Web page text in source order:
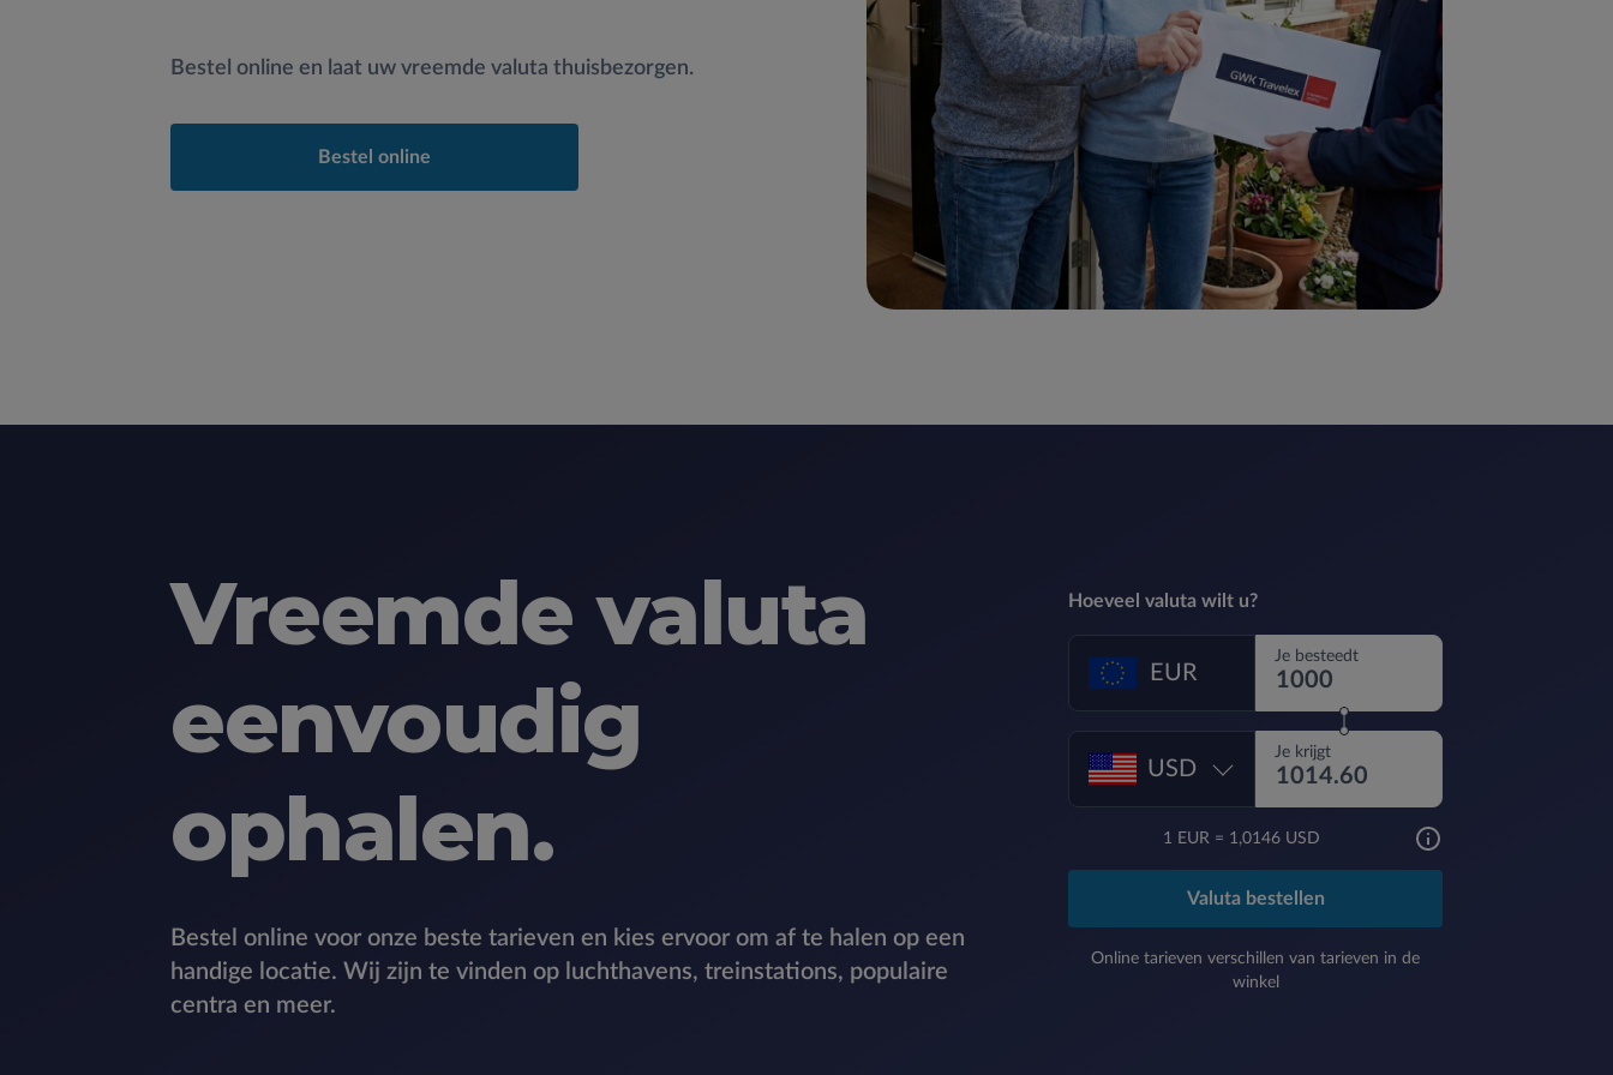
Bestel online en laat uw vreemde valuta thuisbezorgen.
Bestel online
Vreemde valuta
eenvoudig
ophalen.
Bestel online voor onze beste tarieven en kies ervoor om af te halen op een
handige locatie. Wij zijn te vinden op luchthavens, treinstations, populaire
centra en meer.
Hoeveel valuta wilt u?
EUR
Je besteedt
USD
Je krijgt
1 EUR= 1,0146 USD
Valuta bestellen
Online tarieven verschillen van tarieven in de
winkel